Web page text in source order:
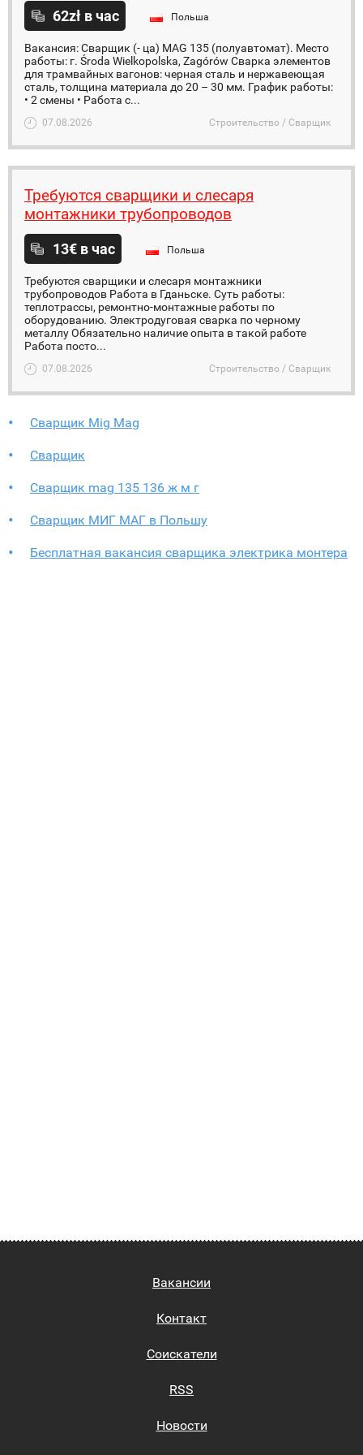
62zł в час Польша
Вакансия: Сварщик (- ца) MAG 135 (полуавтомат). Место
работы: г. Środa Wielkopolska, Zagórów Сварка элементов
для трамвайных вагонов: черная сталь и нержавеющая
сталь, толщина материала до 20 – 30 мм. График работы:
• 2 смены • Работа с...
07.08.2026 Строительство / Сварщик
Требуются сварщики и слесаря
монтажники трубопроводов
13€ в час Польша
Требуются сварщики и слесаря монтажники
трубопроводов Работа в Гданьске. Суть работы:
теплотрассы, ремонтно-монтажные работы по
оборудованию. Электродуговая сварка по черному
металлу Обязательно наличие опыта в такой работе
Работа посто...
07.08.2026 Строительство / Сварщик
Сварщик Mig Mag
Сварщик
Сварщик mag 135 136 ж м г
Сварщик МИГ МАГ в Польшу
Бесплатная вакансия сварщика электрика монтера
Вакансии
Контакт
Соискатели
RSS
Новости